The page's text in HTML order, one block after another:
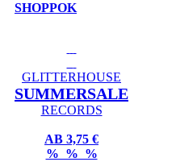
SHOPPOK
GLITTERHOUSE
SUMMERSALE
RECORDS
AB 3,75 €
% % %